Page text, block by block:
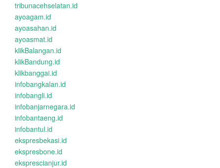
tribunacehselatan.id
ayoagam.id
ayoasahan.id
ayoasmat.id
klikBalangan.id
klikBandung.id
klikbanggai.id
infobangkalan.id
infobangli.id
infobanjarnegara.id
infobantaeng.id
infobantul.id
ekspresbekasi.id
ekspresbone.id
eksprescianjur.id